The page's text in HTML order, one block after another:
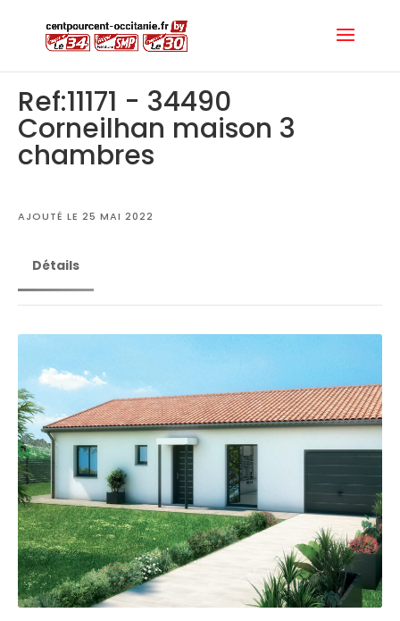
Ref:11171 - 34490
Corneilhan maison 3
chambres
AJOUTÉ LE 25 MAI 2022
Détails